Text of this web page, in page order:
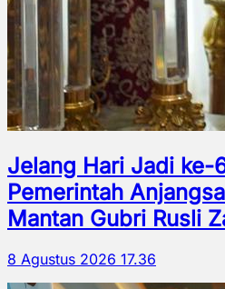
Jelang Hari Jadi ke-
Pemerintah
Mantan Gubri Rusli
8 Agustus 2026 17.36